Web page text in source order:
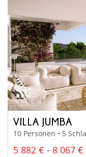
VILLA JUMBA
10 Personen • 5
5 882 € - 8 067 €